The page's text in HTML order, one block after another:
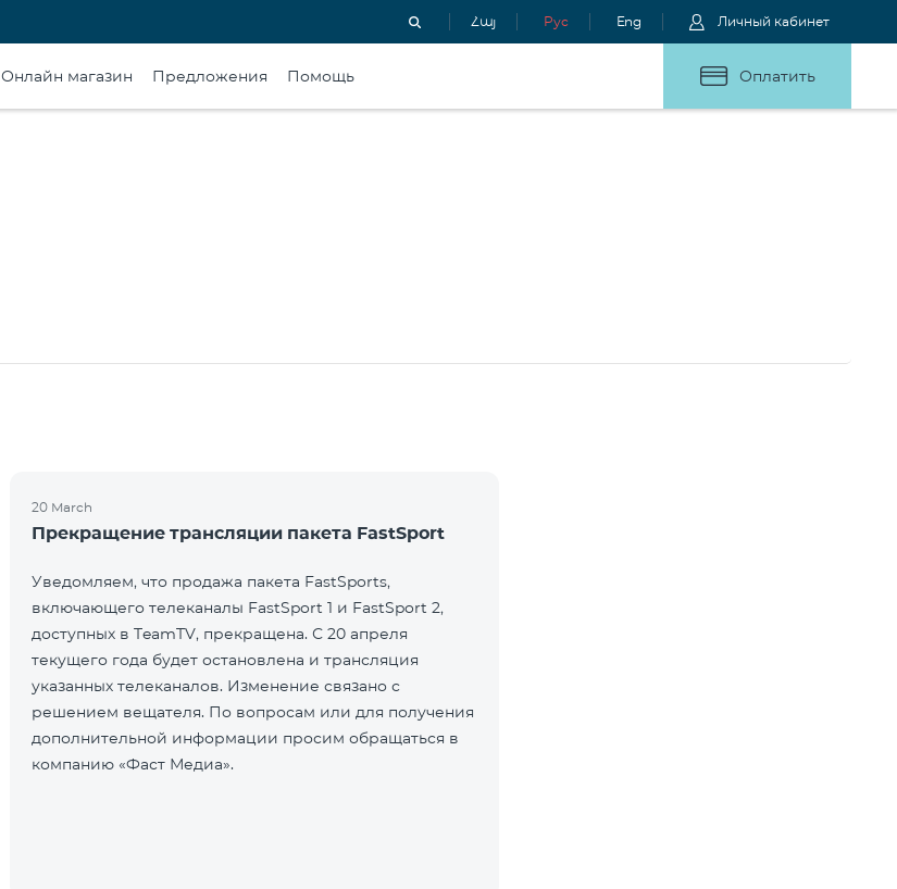
Հայ Рус Eng Личный кабинет
Онлайн магазин Предложения Помощь Оплатить
20 March
Прекращение трансляции пакета FastSport
Уведомляем, что продажа пакета FastSports,
включающего телеканалы FastSport 1 и FastSport 2,
доступных в TeamTV, прекращена. С 20 апреля
текущего года будет остановлена и трансляция
указанных телеканалов. Изменение связано с
решением вещателя. По вопросам или для получения
дополнительной информации просим обращаться в
компанию «Фаст Медиа».